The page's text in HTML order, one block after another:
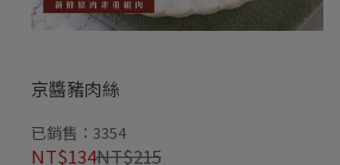
京醬豬肉絲
已銷售：3354
NT$134NT$215